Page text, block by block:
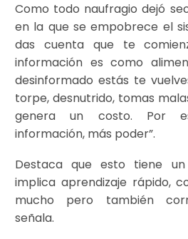
Como todo naufragio dejó
en la que se empobrece el
das cuenta que te
información es como
desinformado estás te
torpe, desnutrido, tomas
genera un costo. Por
información, más poder”.
Destaca que esto tiene un
implica aprendizaje rápido,
mucho pero también
señala.